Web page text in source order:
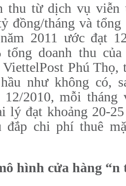
thu từ dịch vụ viễn
đồng/tháng và
2011 ước đạt
tổng doanh thu
Phú Thọ,
như không có,
12/2010, mỗi
lý đạt khoảng 20-
chi phí thuê
hình cửa hàng “n